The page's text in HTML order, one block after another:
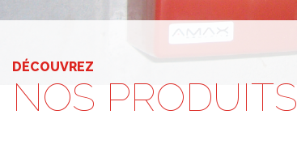
DÉCOUVREZ
NOS PRODUITS